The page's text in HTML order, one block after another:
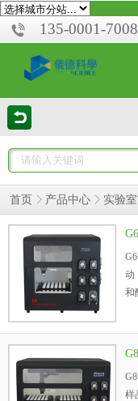
135-0001-7008
首页 产品中心 实验
动
和
样